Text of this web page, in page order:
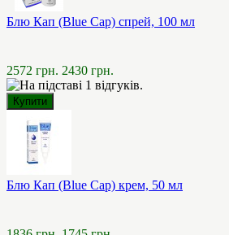
Блю Кап (Blue Cap) спрей, 100 мл
2572 грн. 2430 грн.
Блю Кап (Blue Cap) крем, 50 мл